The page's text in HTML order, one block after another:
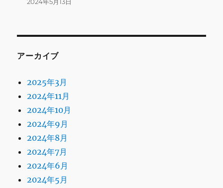
2024年5月13日
アーカイブ
2025年3月
2024年11月
2024年10月
2024年9月
2024年8月
2024年7月
2024年6月
2024年5月